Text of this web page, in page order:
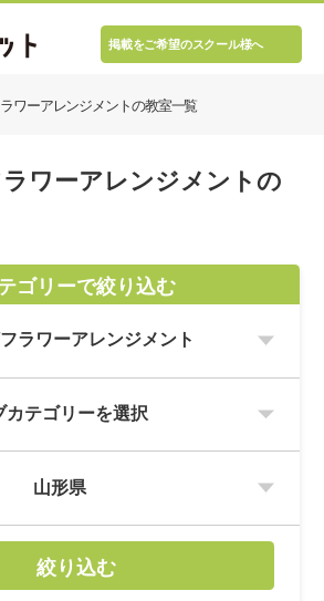
掲載をご希望のスクール様へ
ワーアレンジメントの教室一覧
ワーアレンジメントの
ゴリーで絞り込む
絞り込む